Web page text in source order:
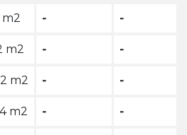
m2 - -
m2 - -
m2 - -
m2 - -